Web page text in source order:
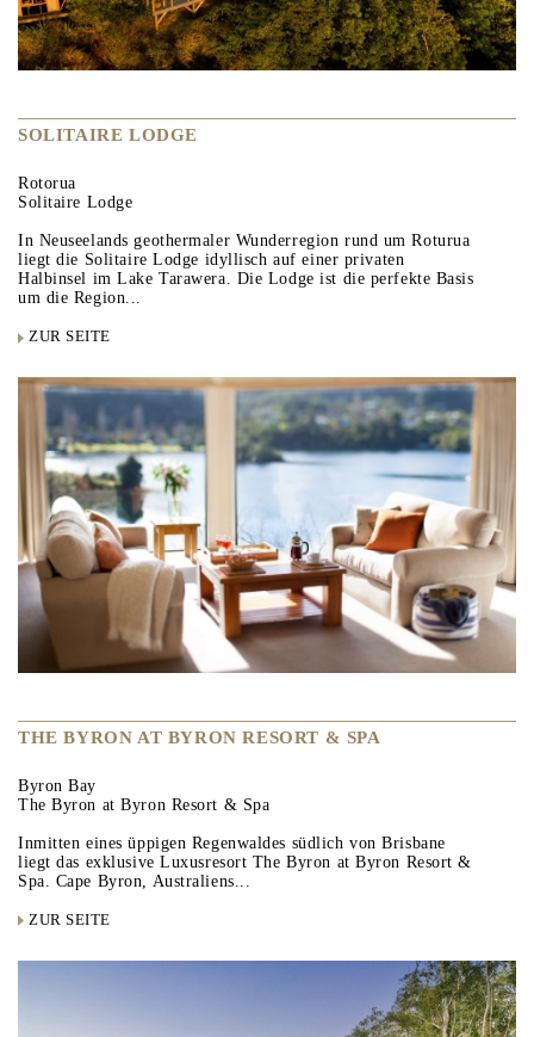
SOLITAIRE LODGE
Rotorua
Solitaire Lodge
In Neuseelands geothermaler Wunderregion rund um Roturua
liegt die Solitaire Lodge idyllisch auf einer privaten
Halbinsel im Lake Tarawera. Die Lodge ist die perfekte Basis
um die Region...
ZUR SEITE
THE BYRON AT BYRON RESORT & SPA
Byron Bay
The Byron at Byron Resort & Spa
Inmitten eines üppigen Regenwaldes südlich von Brisbane
liegt das exklusive Luxusresort The Byron at Byron Resort &
Spa. Cape Byron, Australiens...
ZUR SEITE